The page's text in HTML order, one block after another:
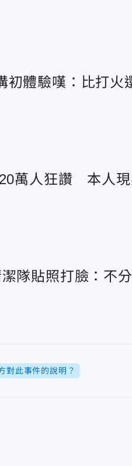
體驗嘆：比打火
萬人狂讚 本人
隊貼照打臉：不
對此事件的說明？